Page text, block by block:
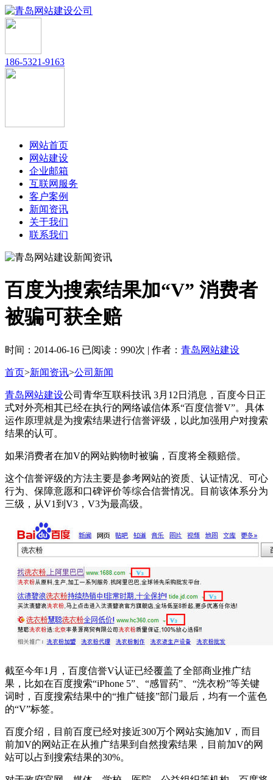
186-5321-9163
网站首页
网站建设
企业邮箱
互联网服务
客户案例
新闻资讯
关于我们
联系我们
百度为搜索结果加“V” 消费者
被骗可获全赔
时间：2014-06-16 已阅读：990次 | 作者： 青岛网站建设
首页>新闻资讯>公司新闻
青岛网站建设公司青华互联科技讯 3月12日消息，百度今日正
式对外亮相其已经在执行的网络诚信体系“百度信誉V”。具体
运作原理就是为搜索结果进行信誉评级，以此加强用户对搜索
结果的认可。
如果消费者在加V的网站购物时被骗，百度将全额赔偿。
这个信誉评级的方法主要是参考网站的资质、认证情况、可心
行为、保障意愿和口碑评价等综合信誉情况。目前该体系分为
三级，从V1到V3，V3为最高级。
截至今年1月，百度信誉V认证已经覆盖了全部商业推广结
果，比如在百度搜索“iPhone 5”、“感冒药”、“洗衣粉”等关键
词时，百度搜索结果中的“推广链接”部门最后，均有一个蓝色
的“V”标签。
百度介绍，目前百度已经对接近300万个网站实施加V，而目
前加V的网站正在从推广结果到自然搜索结果，目前加V的网
站可以占到搜索结果的30%。